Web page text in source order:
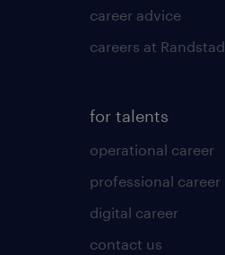
career advice
careers at Randstad
for talents
operational career
professional career
digital career
contact us